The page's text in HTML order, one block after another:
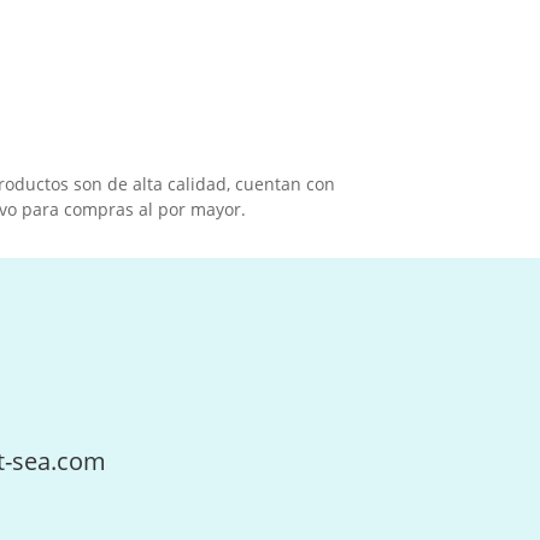
son de alta calidad, cuentan con
para compras al por mayor.
sea.com